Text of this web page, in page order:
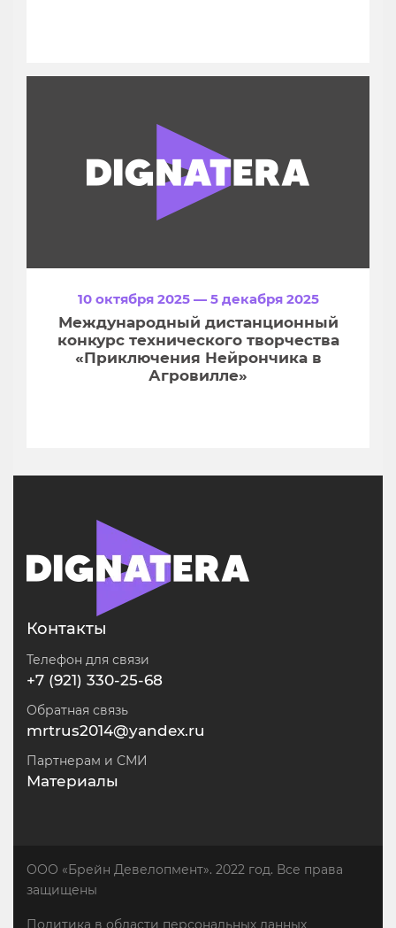
10 октября 2025 — 5 декабря 2025
Международный дистанционный
конкурс технического творчества
«Приключения Нейрончика в
Агровилле»
Контакты
Телефон для связи
+7 (921) 330-25-68
Обратная связь
mrtrus2014@yandex.ru
Партнерам и СМИ
Материалы
ООО «Брейн Девелопмент». 2022 год. Все права
защищены
Политика в области персональных данных